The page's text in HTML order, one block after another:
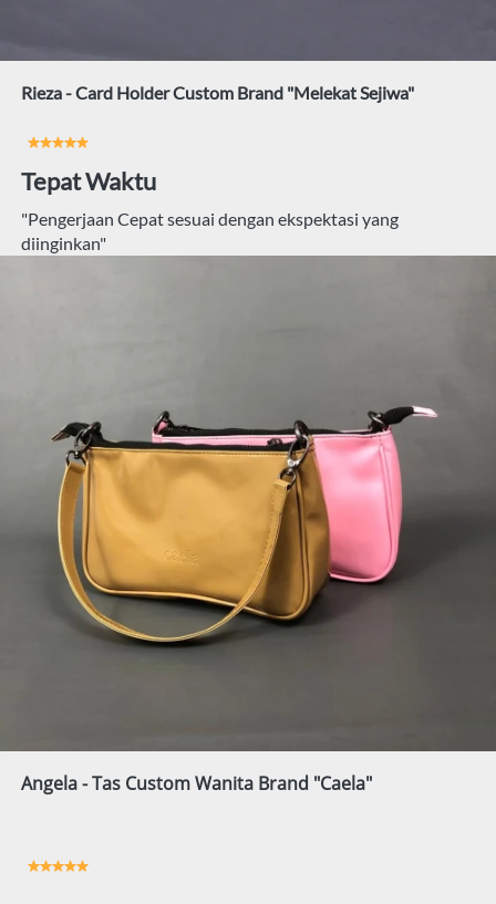
Rieza - Card Holder Custom Brand "Melekat Sejiwa"
Tepat Waktu
"Pengerjaan Cepat sesuai dengan ekspektasi yang
diinginkan"
Angela - Tas Custom Wanita Brand "Caela"